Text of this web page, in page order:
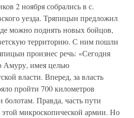
2 ноября собрались в с.
уезда. Тряпицын предложил
можно поднять новых бойцов,
территорию. С ним пошли
произнес речь: «Сегодня
Амуру, имея целью
власти. Вперед, за власть
пройти 700 километров
Правда, часть пути
микроскопической армии. Но